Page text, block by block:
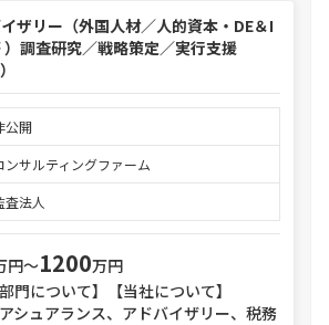
ザリー（外国人材／人的資本・DE＆I
）調査研究／戦略策定／実行支援
公開
ンサルティングファーム
査法人
円〜1200万円
部門について】【当社について】
シュアランス、アドバイザリー、税務